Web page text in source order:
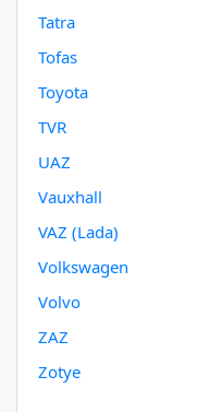
Tatra
Tofas
Toyota
TVR
UAZ
Vauxhall
VAZ (Lada)
Volkswagen
Volvo
ZAZ
Zotye